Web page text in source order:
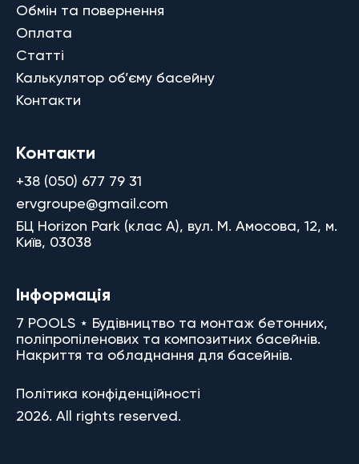
Обмін та повернення
Оплата
Статті
Калькулятор об’єму басейну
Контакти
Контакти
+38 (050) 677 79 31
ervgroupe@gmail.com
БЦ Horizon Park (клас A), вул. М. Амосова, 12, м.
Київ, 03038
Інформація
7 POOLS ⋆ Будівництво та монтаж бетонних,
поліпропіленових та композитних басейнів.
Накриття та обладнання для басейнів.
Політика конфіденційності
2026. All rights reserved.